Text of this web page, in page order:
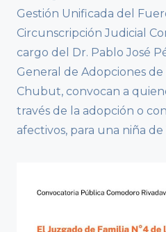
Gestión Unificada del
Circunscripción Judicial
cargo del Dr. Pablo José
General de Adopciones de
Chubut, convocan a
través de la adopción o
afectivos, para una niña de